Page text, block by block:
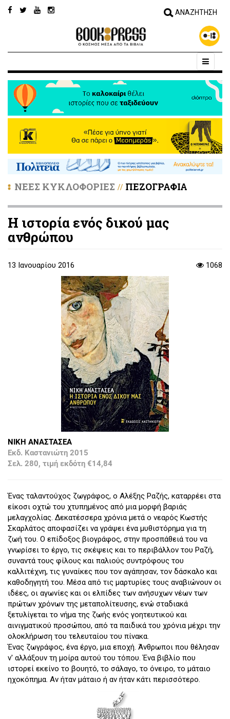
ΝΕΕΣ ΚΥΚΛΟΦΟΡΙΕΣ // ΠΕΖΟΓΡΑΦΙΑ
Η ιστορία ενός δικού μας
ανθρώπου
13 Ιανουαρίου 2016 1068
ΝΙΚΗ ΑΝΑΣΤΑΣΕΑ
Εκδ. Καστανιώτη 2015
Σελ. 280, τιμή εκδότη €14,84
Ένας ταλαντούχος ζωγράφος, ο Αλέξης Ραζής, καταρρέει στα
είκοσι οχτώ του χτυπημένος από μια μορφή βαριάς
μελαγχολίας. Δεκατέσσερα χρόνια μετά ο νεαρός Κωστής
Σκαρλάτος αποφασίζει να γράψει ένα μυθιστόρημα για τη
ζωή του. Ο επίδοξος βιογράφος, στην προσπάθειά του να
γνωρίσει το έργο, τις σκέψεις και το περιβάλλον του Ραζή,
συναντά τους φίλους και παλιούς συντρόφους του
καλλιτέχνη, τις γυναίκες που τον αγάπησαν, τον δάσκαλο και
καθοδηγητή του. Μέσα από τις μαρτυρίες τους αναβιώνουν οι
ιδέες, οι αγωνίες και οι ελπίδες των ανήσυχων νέων των
πρώτων χρόνων της μεταπολίτευσης, ενώ σταδιακά
ξετυλίγεται το νήμα της ζωής ενός γοητευτικού και
αινιγματικού προσώπου, από τα παιδικά του χρόνια μέχρι την
ολοκλήρωση του τελευταίου του πίνακα.
Ένας ζωγράφος, ένα έργο, μια εποχή. Άνθρωποι που θέλησαν
ν' αλλάξουν τη μοίρα αυτού του τόπου. Ένα βιβλίο που
ιστορεί εκείνο το βουητό, το σάλαγο, το όνειρο, το μάταιο
ηχοκόπημα. Αν ήταν μάταιο ή αν ήταν κάτι περισσότερο.